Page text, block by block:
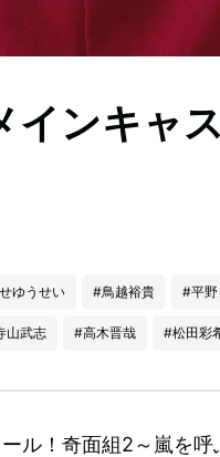
インキャ
ゆうせい #鳥越裕貴 #平野
山武志 #高木晋哉 #松田彩
ル！奇面組2～嵐を